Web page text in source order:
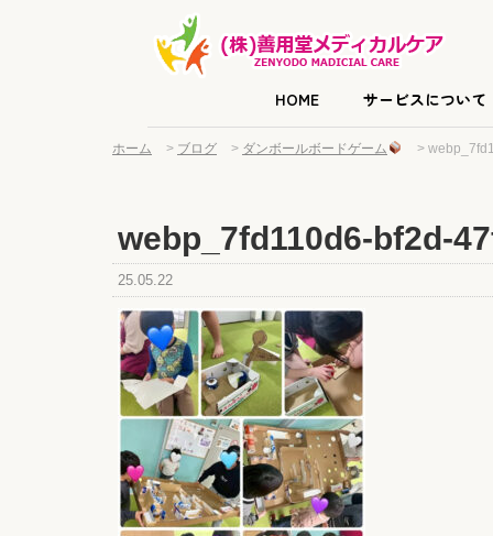
HOME サービスについて
ホーム > ブログ > ダンボールボードゲーム >
webp_7fd110d6-bf2d-
25.05.22